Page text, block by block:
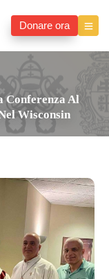
Donare ora
Conferenza Al
Wisconsin